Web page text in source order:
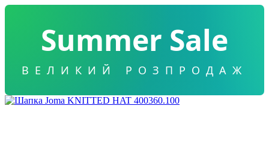
Summer Sale
ВЕЛИКИЙ РОЗПРОДАЖ